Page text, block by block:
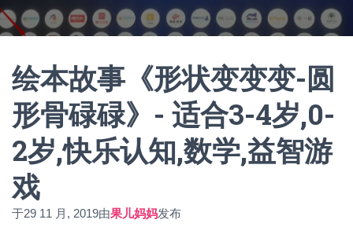
绘本故事《形状变变变-圆
形骨碌碌》- 适合3-4岁,0-
2岁,快乐认知,数学,益智游
戏
于29 11 月, 2019由果儿妈妈发布